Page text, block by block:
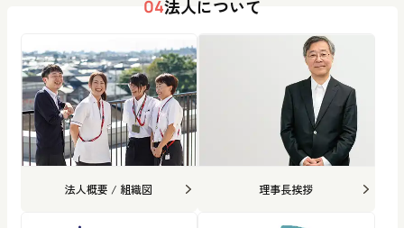
04法人について
法人概要 / 組織図 理事長挨拶